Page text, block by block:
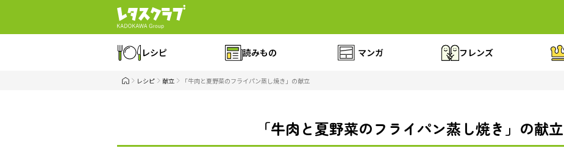
レシピ 読みもの マンガ フレンズ
レシピ 献立 「牛肉と夏野菜のフライパン蒸し焼き」の献立
「牛肉と夏野菜のフライパン蒸し焼き」の献立